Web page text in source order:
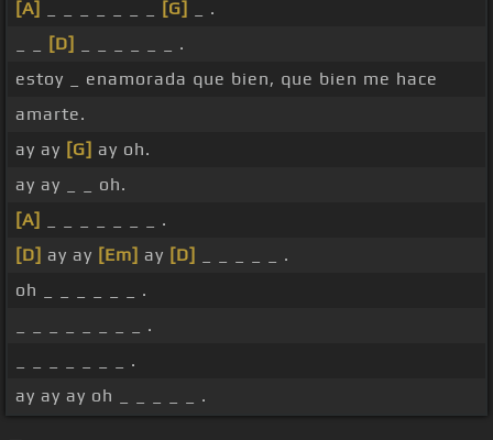
[A]
[G]
_ .
[D]
_ _ _ _ _ _ .
estoy _ enamorada que bien, que bien me hace
amarte.
ay ay [G] ay oh.
ay ay _ _ oh.
[A]
_ _ _ _ _ _ _ .
[D] ay ay [Em] ay [D]
_ _ _ _ _ .
oh _ _ _ _ _ _ .
_ _ _ _ _ _ _ _ .
_ _ _ _ _ _ _ .
ay ay ay oh _ _ _ _ _ .